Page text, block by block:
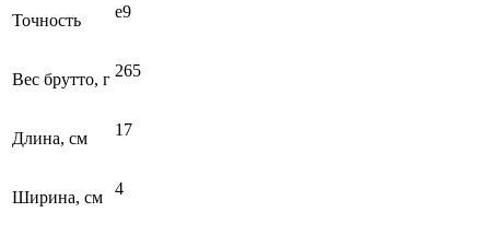
Точность e9
Вес брутто, г 265
Длина, см 17
Ширина, см 4